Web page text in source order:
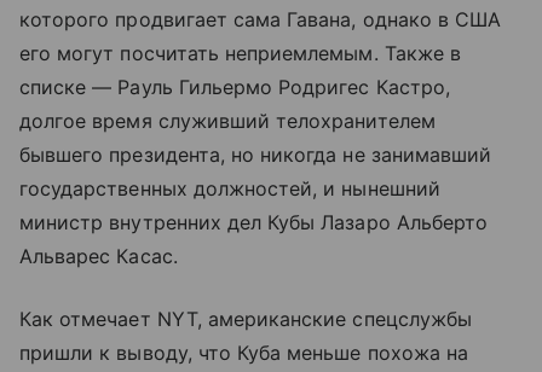
которого продвигает сама Гавана, однако в США
его могут посчитать неприемлемым. Также в
списке — Рауль Гильермо Родригес Кастро,
долгое время служивший телохранителем
бывшего президента, но никогда не занимавший
государственных должностей, и нынешний
министр внутренних дел Кубы Лазаро Альберто
Альварес Касас.
Как отмечает NYT, американские спецслужбы
пришли к выводу, что Куба меньше похожа на